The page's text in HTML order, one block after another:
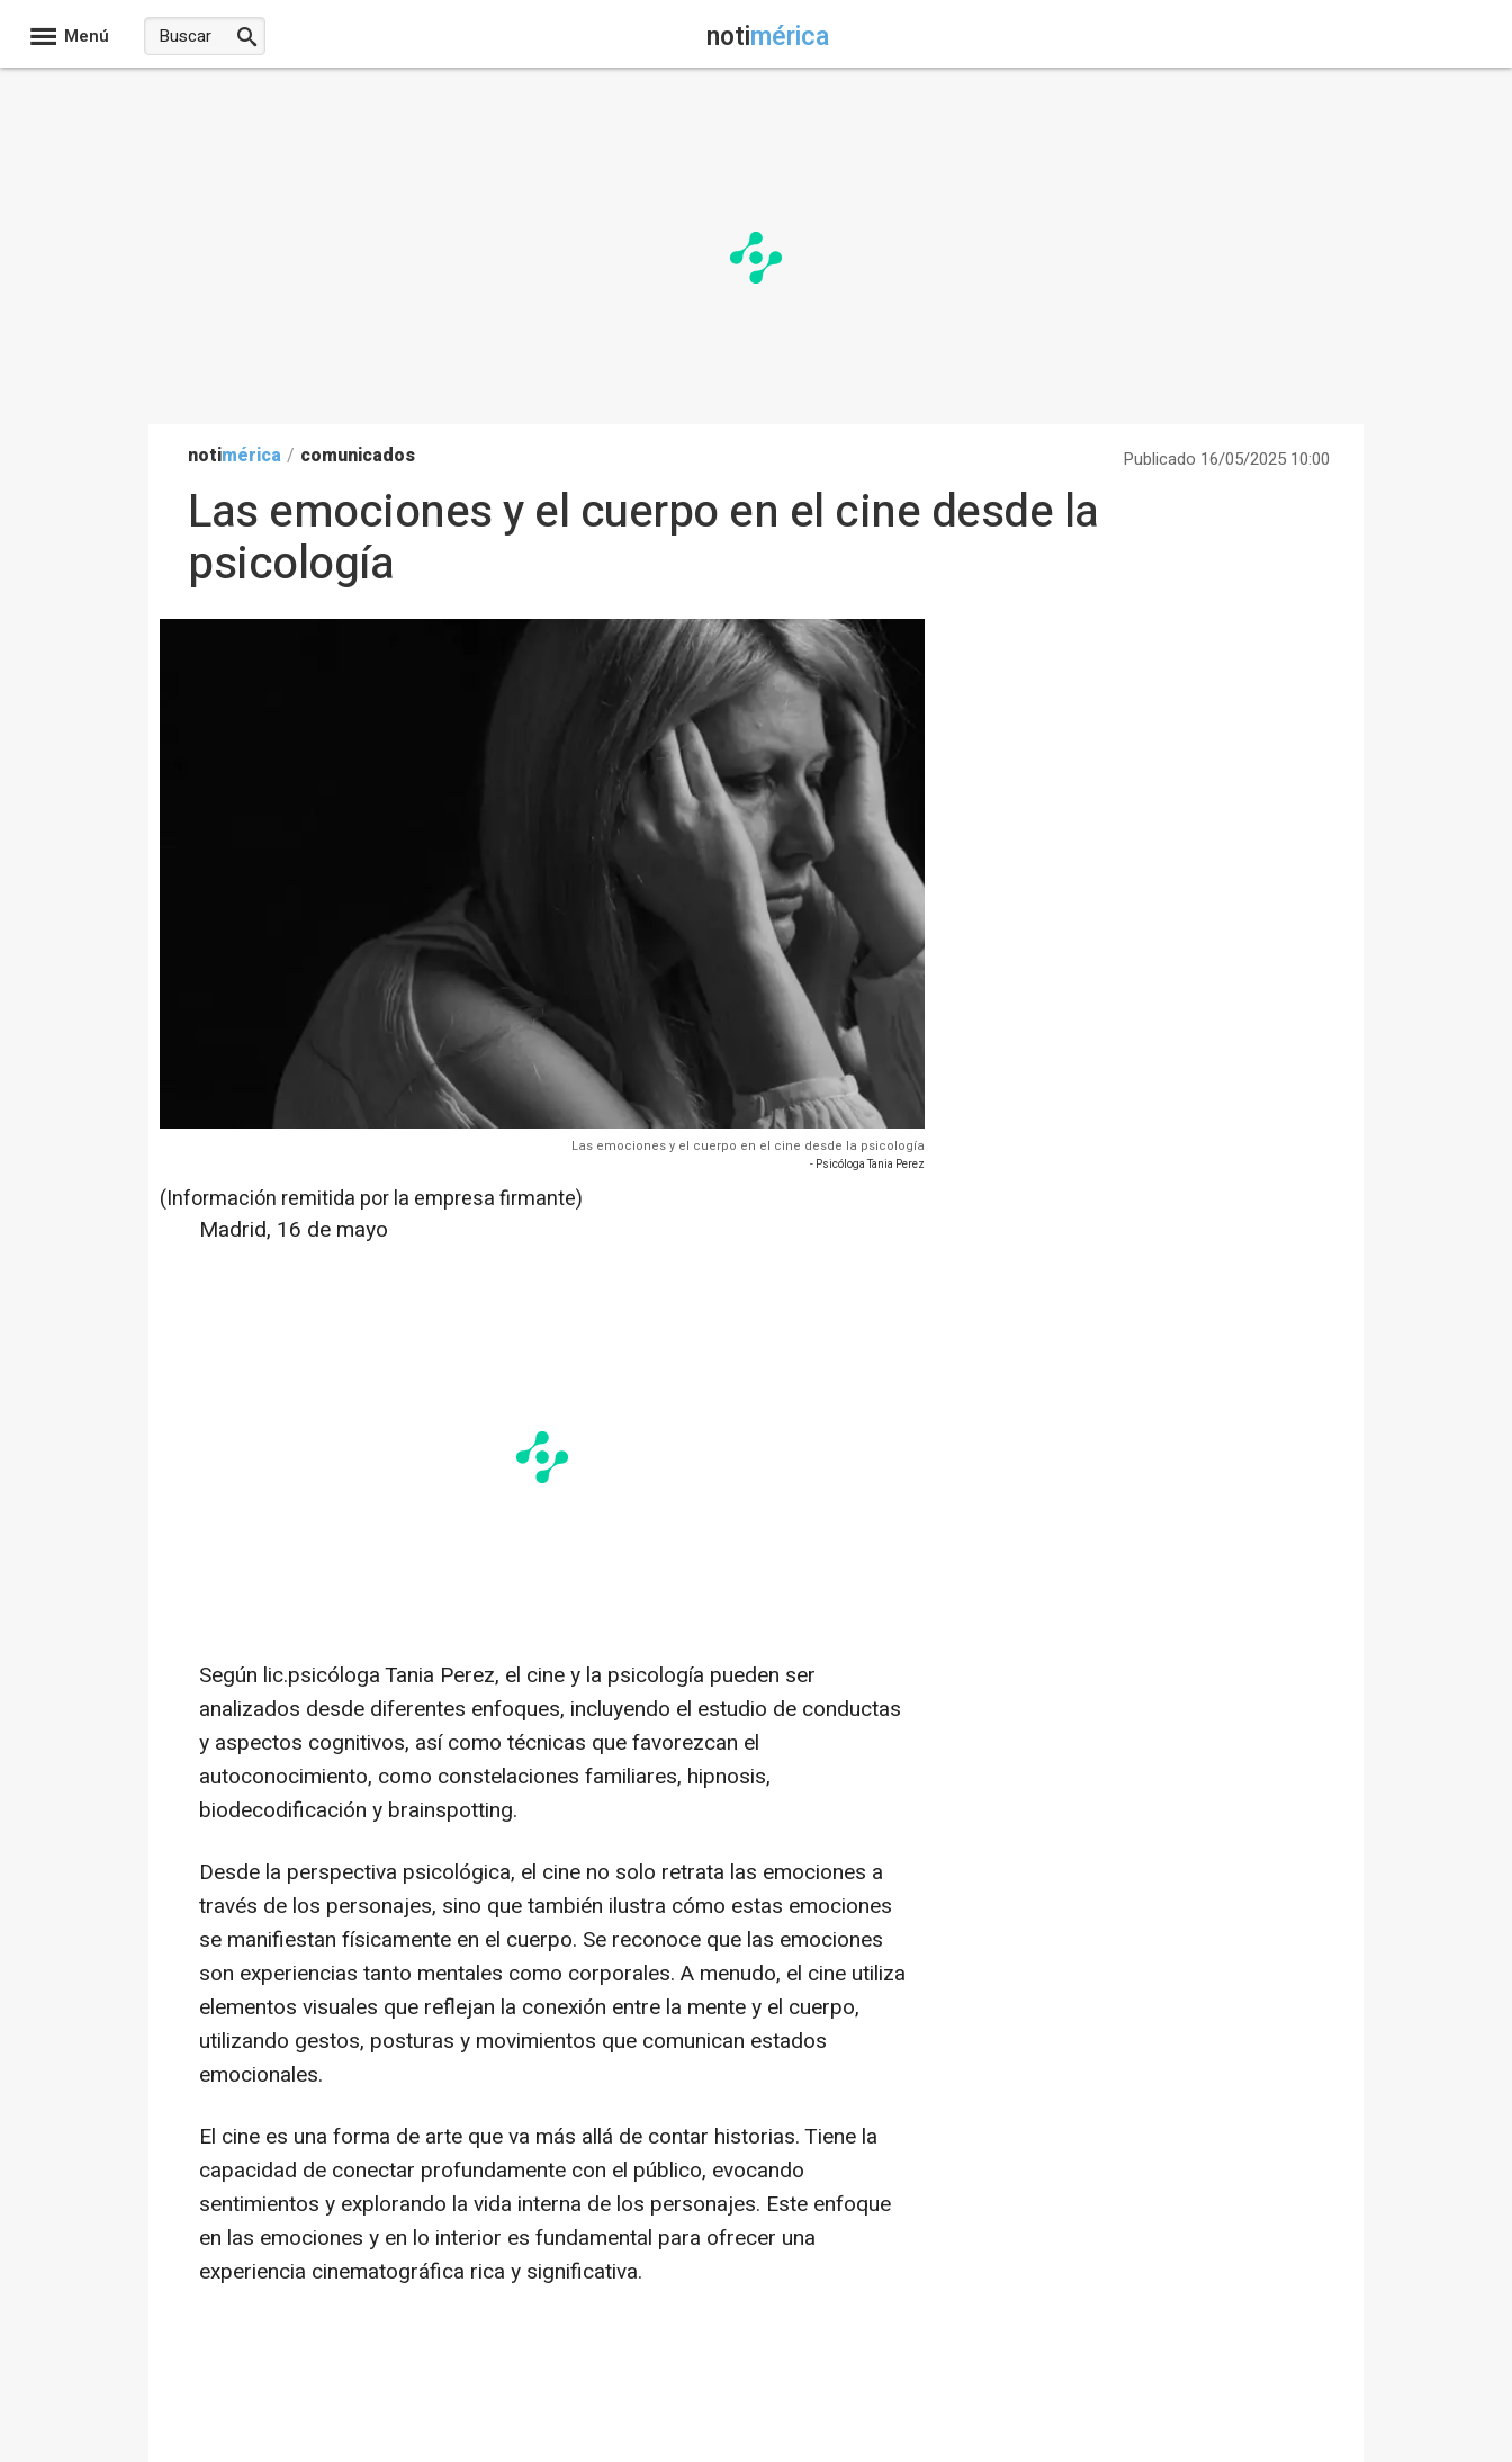
Menú notimérica
notimérica / comunicados Publicado 16/05/2025 10:00
Las emociones y el cuerpo en el cine desde la
psicología
Las emociones y el cuerpo en el cine desde la psicología
- Psicóloga Tania Perez
(Información remitida por la empresa firmante)
Madrid, 16 de mayo
Según lic.psicóloga Tania Perez, el cine y la psicología pueden ser
analizados desde diferentes enfoques, incluyendo el estudio de conductas
y aspectos cognitivos, así como técnicas que favorezcan el
autoconocimiento, como constelaciones familiares, hipnosis,
biodecodificación y brainspotting.
Desde la perspectiva psicológica, el cine no solo retrata las emociones a
través de los personajes, sino que también ilustra cómo estas emociones
se manifiestan físicamente en el cuerpo. Se reconoce que las emociones
son experiencias tanto mentales como corporales. A menudo, el cine utiliza
elementos visuales que reflejan la conexión entre la mente y el cuerpo,
utilizando gestos, posturas y movimientos que comunican estados
emocionales.
El cine es una forma de arte que va más allá de contar historias. Tiene la
capacidad de conectar profundamente con el público, evocando
sentimientos y explorando la vida interna de los personajes. Este enfoque
en las emociones y en lo interior es fundamental para ofrecer una
experiencia cinematográfica rica y significativa.